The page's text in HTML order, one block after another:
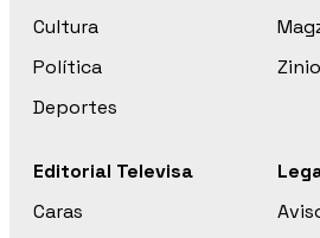
Cultura
Política
Deportes
Zinio
Editorial Televisa
Caras